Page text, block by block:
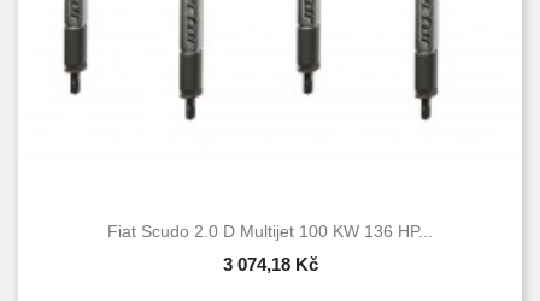
Fiat Scudo 2.0 D Multijet 100 KW 136 HP...
3 074,18 Kč